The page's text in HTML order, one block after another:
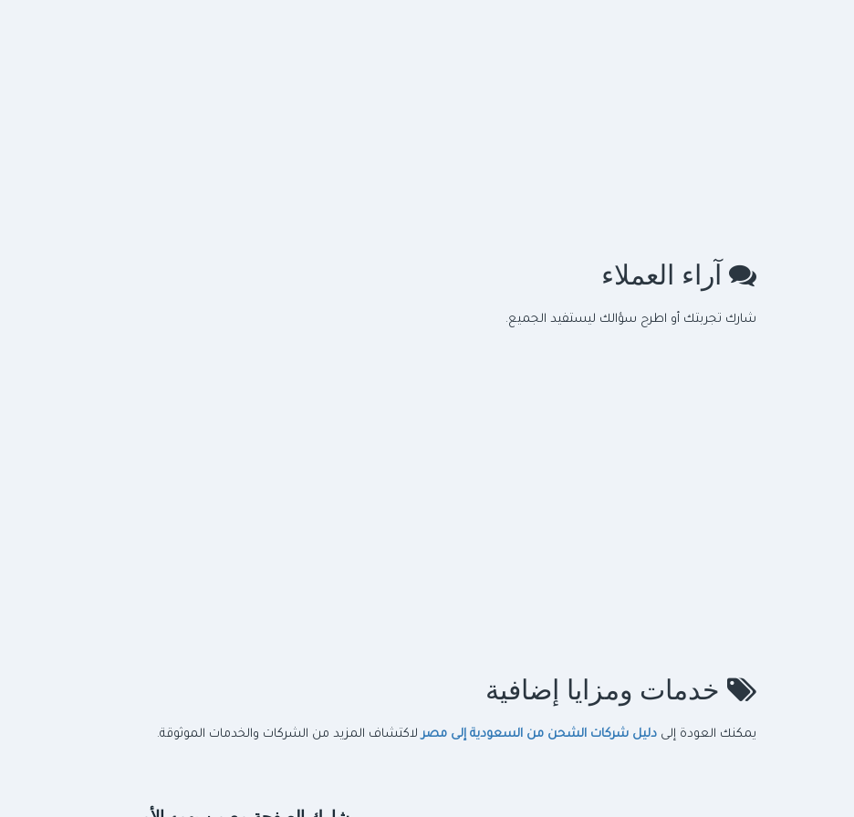
آراء العملاء
شارك تجربتك أو اطرح سؤالك ليستفيد الجميع.
خدمات ومزايا إضافية
يمكنك العودة إلىدليل شركات الشحن من السعودية إلى مصر لاكتشاف المزيد من الشركات والخدمات الموثوقة.